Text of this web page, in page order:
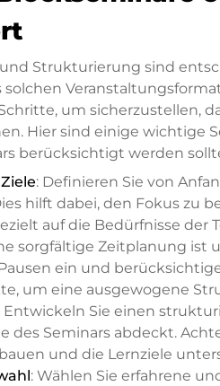
Strukturierung sind
solchen
um sicherzustellen,
Hier sind einige wichtige
berücksichtigt werden
: Definieren Sie von
hilft dabei, den Fokus zu
auf die Bedürfnisse der
sorgfältige Zeitplanung ist
ein und
um eine ausgewogene
Entwickeln Sie einen
des Seminars abdeckt.
und die Lernziele
: Wählen Sie erfahrene